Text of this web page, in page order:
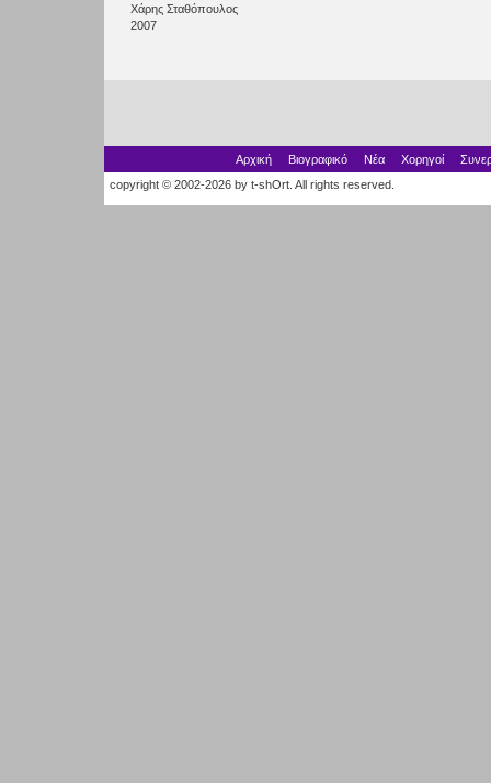
Χάρης Σταθόπουλος
2007
Αρχική Βιογραφικό Νέα Χορηγοί
copyright © 2002-2026 by t-shOrt. All rights reserved.